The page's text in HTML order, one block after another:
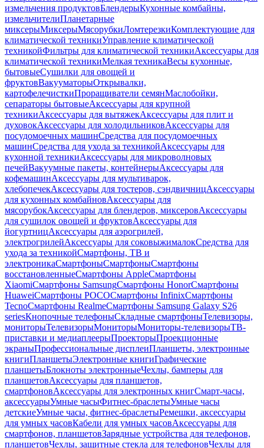
измельчения продуктовБлендерыКухонные комбайны,
измельчителиПланетарные
миксерыМиксерыМясорубкиЛомтерезкиКомплектующие для
климатической техникиУправление климатической
техникойФильтры для климатической техникиАксессуары для
климатической техникиМелкая техникаВесы кухонные,
бытовыеСушилки для овощей и
фруктовВакууматорыОткрывалки,
картофелечисткиПроращиватели семянМаслобойки,
сепараторы бытовыеАксессуары для крупной
техникиАксессуары для вытяжекАксессуары для плит и
духовокАксессуары для холодильниковАксессуары для
посудомоечных машинСредства для посудомоечных
машинСредства для ухода за техникойАксессуары для
кухонной техникиАксессуары для микроволновых
печейВакуумные пакеты, контейнерыАксессуары для
кофемашинАксессуары для мультиварок,
хлебопечекАксессуары для тостеров, сэндвичницАксессуары
для кухонных комбайновАксессуары для
мясорубокАксессуары для блендеров, миксеровАксессуары
для сушилок овощей и фруктовАксессуары для
йогуртницАксессуары для аэрогрилей,
электрогрилейАксессуары для соковыжималокСредства для
ухода за техникойСмартфоны, ТВ и
электроникаСмартфоныСмартфоныСмартфоны
восстановленныеСмартфоны AppleСмартфоны
XiaomiСмартфоны SamsungСмартфоны HonorСмартфоны
HuaweiСмартфоны POCOСмартфоны InfinixСмартфоны
TecnoСмартфоны RealmeСмартфоны Samsung Galaxy S26
seriesКнопочные телефоныСкладные смартфоныТелевизоры,
мониторыТелевизорыМониторыМониторы-телевизорыТВ-
приставки и медиаплеерыПроекторыПроекционные
экраныПрофессиональные дисплеиПланшеты, электронные
книгиПланшетыЭлектронные книгиГрафические
планшетыБлокноты электронныеЧехлы, бамперы для
планшетовАксессуары для планшетов,
смартфоновАксессуары для электронных книгСмарт-часы,
аксессуарыУмные часыФитнес-браслетыУмные часы
детскиеУмные часы, фитнес-браслетыРемешки, аксессуары
для умных часовКабели для умных часовАксессуары для
смартфонов, планшетовЗарядные устройства для телефонов,
планшетовЧехлы, защитные стекла для телефоновЧехлы для